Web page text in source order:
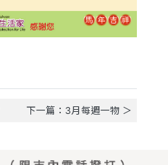
下一篇：3月每週一物 ＞